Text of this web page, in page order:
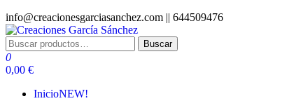
Saltar
al
contenido
info@creacionesgarciasanchez.com || 644509476
Creaciones García Sánchez
regalos personalizados
Buscar
por:
Buscar
0
0,00 €
InicioNEW!